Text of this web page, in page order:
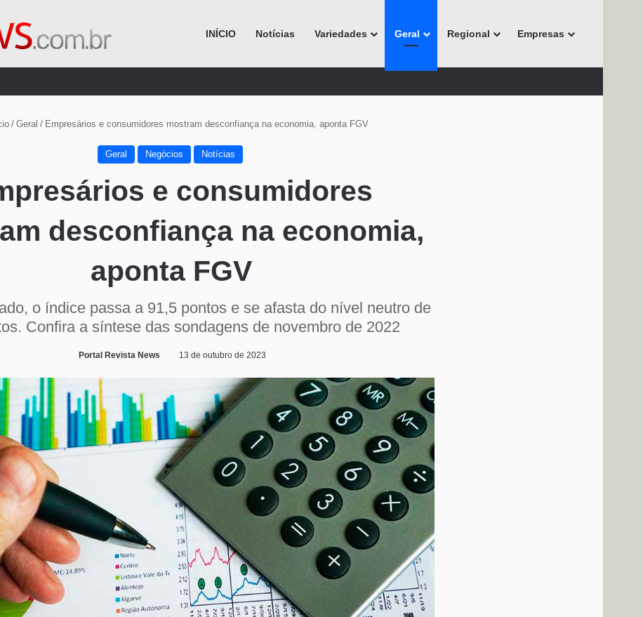
INÍCIO Notícias Variedades Geral Regional Empresas
/ Geral / Empresários e consumidores mostram desconfiança na economia, aponta FGV
Geral Negócios Notícias
e consumidores
desconfiança na economia,
aponta FGV
o índice passa a 91,5 pontos e se afasta do nível neutro de
Confira a síntese das sondagens de novembro de 2022
Portal Revista News 13 de outubro de 2023